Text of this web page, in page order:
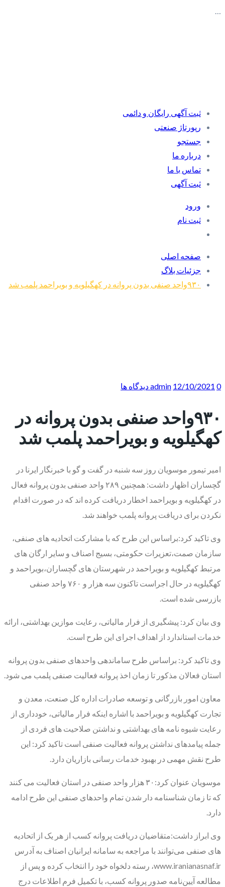
…
ثبت آگهی رایگان و دائمی
رپورتاژ صنعتی
جستجو
درباره ما
تماس با ما
ثبت آگهی
ورود
ثبت نام
صفحه اصلی
جزئیات بلاگ
۹۳۰واحد صنفی بدون پروانه در کهگیلویه و بویراحمد پلمب شد
admin 12/10/2021 0 دیدگاه ها
۹۳۰واحد صنفی بدون پروانه در
کهگیلویه و بویراحمد پلمب شد
امیر تیمور موسویان روز سه شنبه در گفت و گو با خبرنگار ایرنا در
گچساران اظهار داشت: همچنین ۲۸۹ واحد صنفی بدون پروانه فعال
در کهگیلویه و بویراحمد اخطار دریافت کرده اند که در صورت اقدام
نکردن برای دریافت پروانه پلمب خواهند شد.
وی تاکید کرد:براساس این طرح که با مشارکت اتحادیه های صنفی،
سازمان صمت،تعزیرات حکومتی، بسیج اصناف و سایر ارگان های
مرتبط کهگیلویه و بویراحمد در شهرستان های گچساران،بویراحمد و
کهگیلویه در حال اجراست تاکنون سه هزار و ۷۶۰ واحد صنفی
بازرسی شده است.
وی بیان کرد: پیشگیری از فرار مالیاتی، رعایت موازین بهداشتی، ارائه
خدمات استاندارد از اهداف اجرای این طرح است.
وی تاکید کرد: براساس طرح ساماندهی واحدهای صنفی بدون پروانه
استان فعالان مذکور تا زمان اخذ پروانه فعالیت صنفی پلمب می شود.
معاون امور بازرگانی و توسعه صادرات اداره کل صنعت، معدن و
تجارت کهگیلویه و بویراحمد با اشاره اینکه فرار مالیاتی، خودداری از
رعایت شیوه نامه های بهداشتی و نداشتن صلاحیت های فردی از
جمله پیامدهای نداشتن پروانه فعالیت صنفی است تاکید کرد: این
طرح نقش مهمی در بهبود خدمات رسانی بازاریان دارد.
موسویان عنوان کرد:۳۰ هزار واحد صنفی در استان فعالیت می کنند
که تا زمان شناسنامه دار شدن تمام واحدهای صنفی این طرح ادامه
دارد.
وی ابراز داشت:متقاضیان دریافت پروانه کسب از هر یک از اتحادیه
های صنفی می‌توانند با مراجعه به سامانه ایرانیان اصناف به آدرس
www.iranianasnaf.ir، رسته دلخواه خود را انتخاب کرده و پس از
مطالعه آیین‌نامه صدور پروانه کسب، با تکمیل فرم اطلاعات درج